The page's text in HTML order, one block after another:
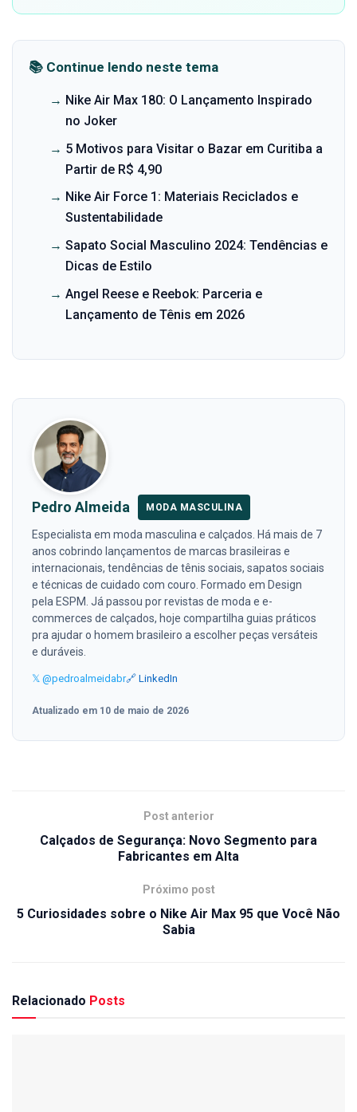
📚 Continue lendo neste tema
→ Nike Air Max 180: O Lançamento Inspirado
no Joker
→ 5 Motivos para Visitar o Bazar em Curitiba a
Partir de R$ 4,90
→ Nike Air Force 1: Materiais Reciclados e
Sustentabilidade
→ Sapato Social Masculino 2024: Tendências e
Dicas de Estilo
→ Angel Reese e Reebok: Parceria e
Lançamento de Tênis em 2026
Pedro Almeida MODA MASCULINA
Especialista em moda masculina e calçados. Há mais de 7
anos cobrindo lançamentos de marcas brasileiras e
internacionais, tendências de tênis sociais, sapatos sociais
e técnicas de cuidado com couro. Formado em Design
pela ESPM. Já passou por revistas de moda e e-
commerces de calçados, hoje compartilha guias práticos
pra ajudar o homem brasileiro a escolher peças versáteis
e duráveis.
𝕏 @pedroalmeidabr🔗 LinkedIn
Atualizado em 10 de maio de 2026
Post anterior
Calçados de Segurança: Novo Segmento para
Fabricantes em Alta
Próximo post
5 Curiosidades sobre o Nike Air Max 95 que Você Não
Sabia
Relacionado Posts